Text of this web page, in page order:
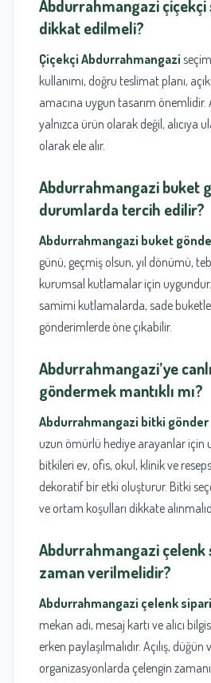
Abdurrahmangazi
dikkat edilmeli?
Çiçekçi Abdurrahmangazi
kullanımı, doğru teslimat planı,
amacına uygun tasarım önemlidir.
yalnızca ürün olarak değil, alıcıya
olarak ele alır.
Abdurrahmangazi buket
durumlarda tercih edilir?
Abdurrahmangazi buket
günü, geçmiş olsun, yıl dönümü,
kurumsal kutlamalar için
samimi kutlamalarda, sade
gönderimlerde öne çıkabilir.
Abdurrahmangazi’ye
göndermek mantıklı mı?
Abdurrahmangazi bitki gönder
uzun ömürlü hediye arayanlar için
bitkileri ev, ofis, okul, klinik ve
dekoratif bir etki oluşturur. Bitki
ve ortam koşulları dikkate
Abdurrahmangazi çelenk
zaman verilmelidir?
Abdurrahmangazi çelenk
mekan adı, mesaj kartı ve alıcı
erken paylaşılmalıdır. Açılış, düğün
organizasyonlarda çelengin